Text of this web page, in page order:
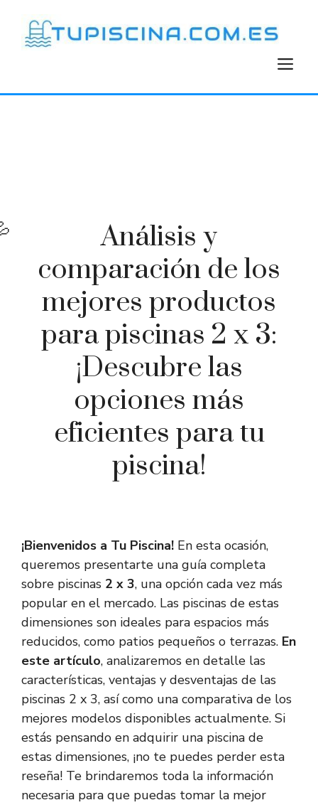
contenido
Análisis y
comparación de los
mejores productos
para piscinas 2 x 3:
¡Descubre las
opciones más
eficientes para tu
piscina!
¡Bienvenidos a Tu Piscina! En esta ocasión,
queremos presentarte una guía completa
sobre piscinas 2 x 3, una opción cada vez más
popular en el mercado. Las piscinas de estas
dimensiones son ideales para espacios más
reducidos, como patios pequeños o terrazas. En
este artículo, analizaremos en detalle las
características, ventajas y desventajas de las
piscinas 2 x 3, así como una comparativa de los
mejores modelos disponibles actualmente. Si
estás pensando en adquirir una piscina de
estas dimensiones, ¡no te puedes perder esta
reseña! Te brindaremos toda la información
necesaria para que puedas tomar la mejor